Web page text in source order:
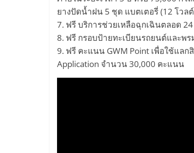
เว็บไซต์
เทคโนโลยี
รถยนต์
พลังงาน
ไฟฟ้า
เครื่อง
บิน
ยางปัดน้ำฝน 5 ชุด แบตเตอรี่ (12 โวล
7. ฟรี บริการช่วยเหลือฉุกเฉินตลอด
8. ฟรี กรอบป้ายทะเบียนรถยนต์และพ
9. ฟรี คะแนน GWM Point เพื่อใช้แล
Application จำนวน 30,000 คะแนน